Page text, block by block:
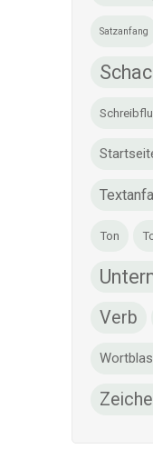
Satzanfang
Ton
Verb